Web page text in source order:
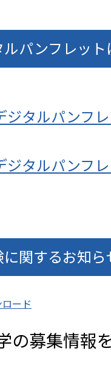
パンフレッ
タルパンフレ
タルパンフレ
関するお知ら
ード
募集情報